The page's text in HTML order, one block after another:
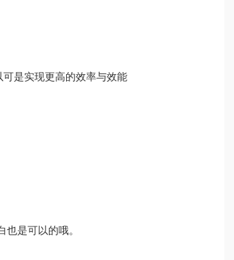
是实现更高的效率与效能
是可以的哦。